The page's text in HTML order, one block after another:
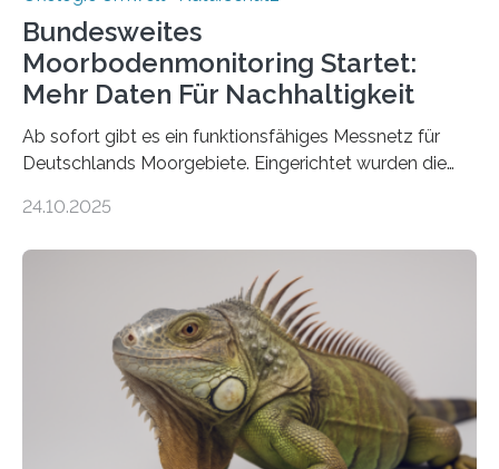
Bundesweites
Moorbodenmonitoring Startet:
Mehr Daten Für Nachhaltigkeit
Ab sofort gibt es ein funktionsfähiges Messnetz für
Deutschlands Moorgebiete. Eingerichtet wurden die
vergangenen fünf Jahren von Wissenschaftlerinnen
heutigen Donnerstag übergeben sie ihren Bericht zur
Aufbauphase an den Auftraggeber, das
Bundesministerium für Landwirtschaft, Ernährung und
Heimat. Braunschweig/Eberswalde (23. Oktober 2025).
Ein Netz aus 155 Messstationen spannt sich neuerdings
über Deutschlands Moorböden. Eingerichtet wurden sie
in den vergangenen fünf Jahren von
Wissenschaftlerinnen und Wissenschaftlern des
24.10.2025